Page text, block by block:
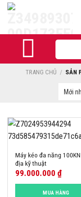
Skip
kiếm:
TRANG CHỦ / SẢN
Máy kéo đa năng
địa kỹ thuật
99.000.000 ₫
MUA HÀNG